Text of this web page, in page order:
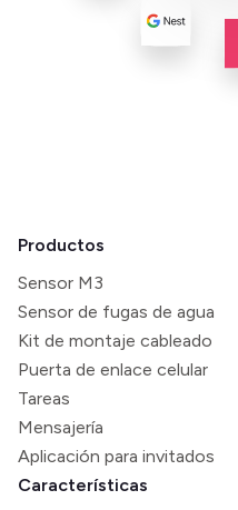
Productos
Sensor M3
Sensor de fugas de agua
Kit de montaje cableado
Puerta de enlace celular
Tareas
Mensajería
Aplicación para invitados
Características